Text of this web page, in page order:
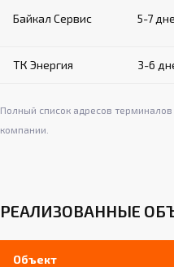
Байкал Сервис 5-7
ТК Энергия 3-6
Полный список адресов
компании.
РЕАЛИЗОВАННЫЕ
Объект